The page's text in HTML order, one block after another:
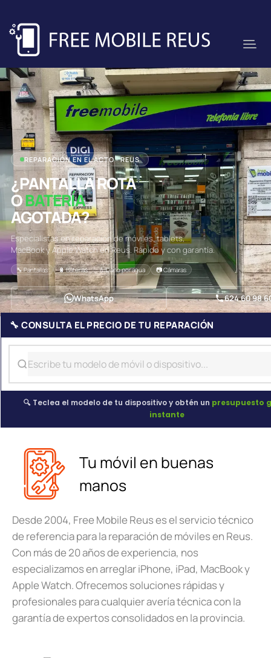
REPARACIÓN EN EL ACTO · REUS
¿PANTALLA ROTA
OBATERÍA
AGOTADA?
Especialistas en reparación de móviles, tablets,
MacBook y Apple Watch en Reus. Rápido y con garantía.
🔧 Pantallas 🔋 Baterías 💧 Daño por agua 📷 Cámaras
WhatsApp 624 60 98
🔧 CONSULTA EL PRECIO DE TU REPARACIÓN
🔍 Teclea el modelo de tu dispositivo y obtén un presupuesto
instante
Tu móvil en buenas
manos
Desde 2004, Free Mobile Reus es el servicio técnico
de referencia para la reparación de móviles en Reus.
Con más de 20 años de experiencia, nos
especializamos en arreglar iPhone, iPad, MacBook y
Apple Watch. Ofrecemos soluciones rápidas y
profesionales para cualquier avería técnica con la
garantía de expertos consolidados en la provincia.